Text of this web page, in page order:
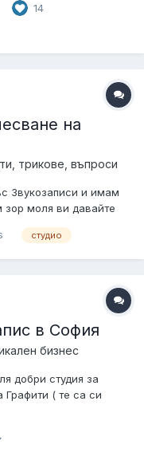
спалня ще бъде
се опитам да я
14
на
трикове, въпроси
Звукозаписи и имам
зор моля ви давайте
мене е точно
студио
в София
бизнес
добри студия за
Графити ( те са си